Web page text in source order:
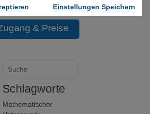
Einstellungen Speichern
& Preise
Schlagworte
Mathematischer